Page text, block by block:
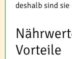
deshalb sind
Vorteile